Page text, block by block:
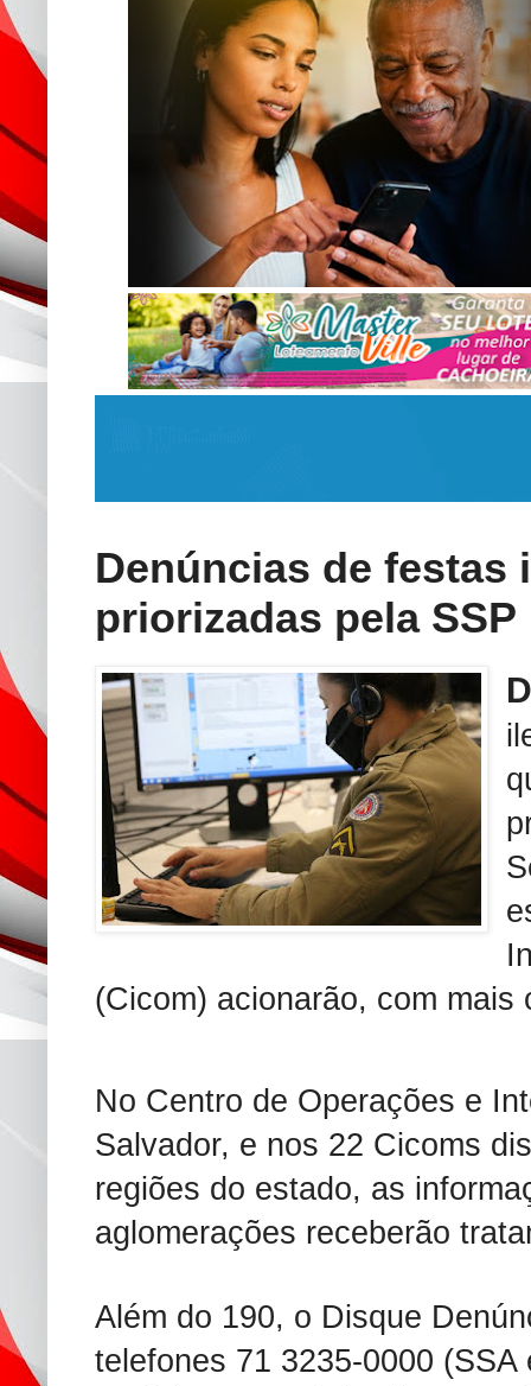
Denúncias de festas
priorizadas pela SSP
(Cicom) acionarão, com mais
No Centro de Operações e
Salvador, e nos 22 Cicoms
regiões do estado, as
aglomerações receberão
Além do 190, o Disque
telefones 71 3235-0000